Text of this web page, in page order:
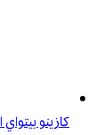
كازينو